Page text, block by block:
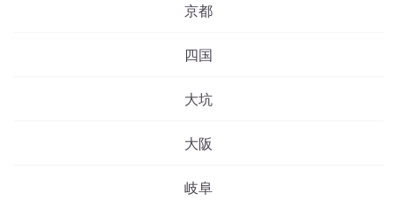
京都
四国
大坑
大阪
岐阜